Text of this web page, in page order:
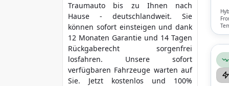
Traumauto bis zu Ihnen nach
Hause - deutschlandweit. Sie
können sofort einsteigen und dank
12 Monaten Garantie und 14 Tagen
Rückgaberecht sorgenfrei
losfahren. Unsere sofort
verfügbaren Fahrzeuge warten auf
Sie. Jetzt kostenlos und 100%